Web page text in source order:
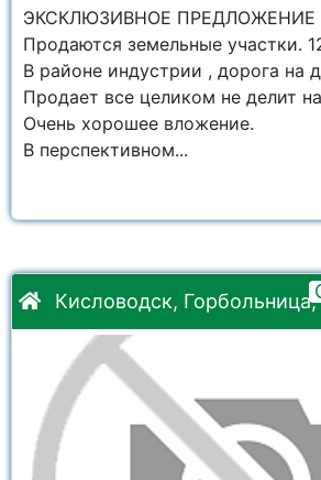
ЭКСКЛЮЗИВНОЕ ПРЕДЛОЖЕНИЕ
Продаются земельные участки.
В районе индустрии , дорога на
Продает все целиком не делит
Очень хорошее вложение.
В перспективном...
Кисловодск, Горбольница,